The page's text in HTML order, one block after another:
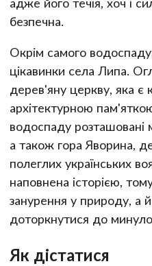
безпечна.
Окрім самого водоспаду,
цікавинки села Липа.
дерев'яну церкву, яка є
архітектурною
водоспаду розташовані
а також гора Яворина,
полеглих українських
наповнена історією,
занурення у природу, а
доторкнутися до
Як дістатися